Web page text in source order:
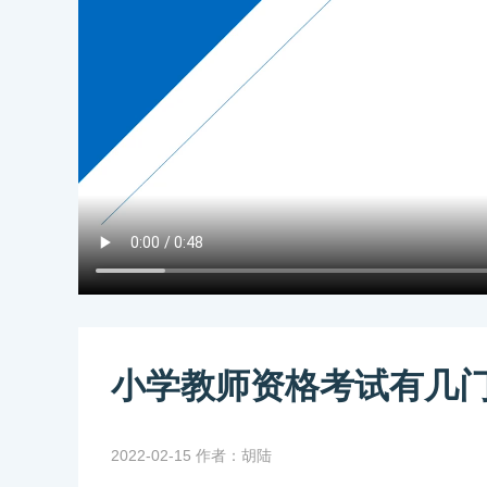
小学教师资格考试有几
2022-02-15 作者：胡陆